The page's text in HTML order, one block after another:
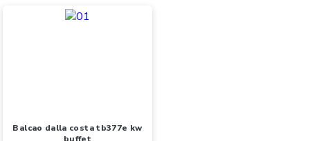
balcao dalla costa tb377e kw
buffet